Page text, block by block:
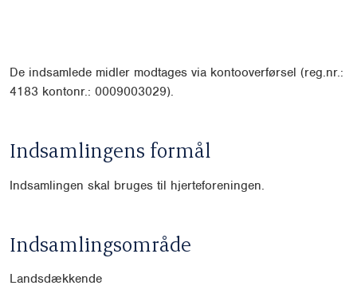
De indsamlede midler modtages via kontooverførsel (reg.nr.:
4183 kontonr.: 0009003029).
Indsamlingens formål
Indsamlingen skal bruges til hjerteforeningen.
Indsamlingsområde
Landsdækkende